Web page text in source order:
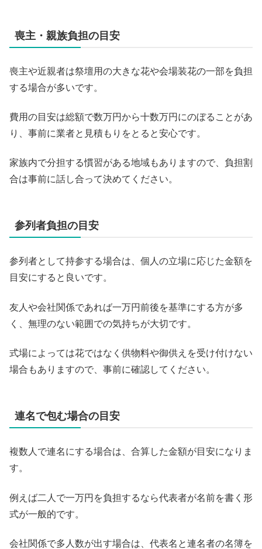
喪主・親族負担の目安
喪主や近親者は祭壇用の大きな花や会場装花の一部を負担
する場合が多いです。
費用の目安は総額で数万円から十数万円にのぼることがあ
り、事前に業者と見積もりをとると安心です。
家族内で分担する慣習がある地域もありますので、負担割
合は事前に話し合って決めてください。
参列者負担の目安
参列者として持参する場合は、個人の立場に応じた金額を
目安にすると良いです。
友人や会社関係であれば一万円前後を基準にする方が多
く、無理のない範囲での気持ちが大切です。
式場によっては花ではなく供物料や御供えを受け付けない
場合もありますので、事前に確認してください。
連名で包む場合の目安
複数人で連名にする場合は、合算した金額が目安になりま
す。
例えば二人で一万円を負担するなら代表者が名前を書く形
式が一般的です。
会社関係で多人数が出す場合は、代表名と連名者の名簿を